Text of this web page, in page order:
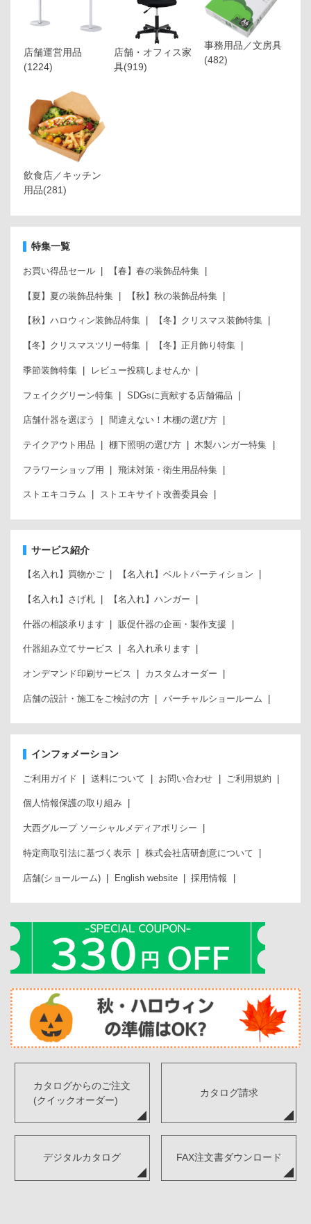
店舗運営用品
(1224)
店舗・オフィス家
具(919)
事務用品／文房具
(482)
飲食店／キッチン
用品(281)
特集一覧
お買い得品セール 【春】春の装飾品特集
【夏】夏の装飾品特集 【秋】秋の装飾品特集
【秋】ハロウィン装飾品特集 【冬】クリスマス装飾特集
【冬】クリスマスツリー特集 【冬】正月飾り特集
季節装飾特集 レビュー投稿しませんか
フェイクグリーン特集 SDGsに貢献する店舗備品
店舗什器を選ぼう 間違えない！木棚の選び方
テイクアウト用品 棚下照明の選び方 木製ハンガー特集
フラワーショップ用 飛沫対策・衛生用品特集
ストエキコラム ストエキサイト改善委員会
サービス紹介
【名入れ】買物かご 【名入れ】ベルトパーティション
【名入れ】さげ札 【名入れ】ハンガー
什器の相談承ります 販促什器の企画・製作支援
什器組み立てサービス 名入れ承ります
オンデマンド印刷サービス カスタムオーダー
店舗の設計・施工をご検討の方 バーチャルショールーム
インフォメーション
ご利用ガイド 送料について お問い合わせ ご利用規約
個人情報保護の取り組み
大西グループ ソーシャルメディアポリシー
特定商取引法に基づく表示 株式会社店研創意について
店舗(ショールーム) English website 採用情報
カタログからのご注文
(クイックオーダー)
カタログ請求
デジタルカタログ FAX注文書ダウンロード